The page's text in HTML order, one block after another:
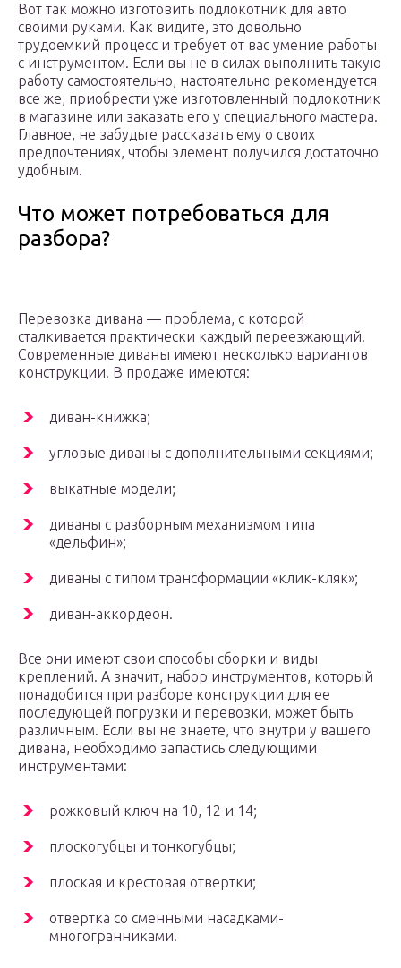
Вот так можно изготовить подлокотник для авто
своими руками. Как видите, это довольно
трудоемкий процесс и требует от вас умение работы
с инструментом. Если вы не в силах выполнить такую
работу самостоятельно, настоятельно рекомендуется
все же, приобрести уже изготовленный подлокотник
в магазине или заказать его у специального мастера.
Главное, не забудьте рассказать ему о своих
предпочтениях, чтобы элемент получился достаточно
удобным.
Что может потребоваться для
разбора?
Перевозка дивана — проблема, с которой
сталкивается практически каждый переезжающий.
Современные диваны имеют несколько вариантов
конструкции. В продаже имеются:
диван-книжка;
угловые диваны с дополнительными секциями;
выкатные модели;
диваны с разборным механизмом типа
«дельфин»;
диваны с типом трансформации «клик-кляк»;
диван-аккордеон.
Все они имеют свои способы сборки и виды
креплений. А значит, набор инструментов, который
понадобится при разборе конструкции для ее
последующей погрузки и перевозки, может быть
различным. Если вы не знаете, что внутри у вашего
дивана, необходимо запастись следующими
инструментами:
рожковый ключ на 10, 12 и 14;
плоскогубцы и тонкогубцы;
плоская и крестовая отвертки;
отвертка со сменными насадками-
многогранниками.